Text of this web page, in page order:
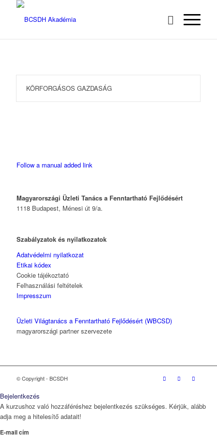
KÖRFORGÁSOS GAZDASÁG
Follow a manual added link
Magyarországi Üzleti Tanács a Fenntartható Fejlődésért
1118 Budapest, Ménesi út 9/a.
Szabályzatok és nyilatkozatok
Adatvédelmi nyilatkozat
Etikai kódex
Cookie tájékoztató
Felhasználási feltételek
Impresszum
Üzleti Világtanács a Fenntartható Fejlődésért (WBCSD)
magyarországi partner szervezete
© Copyright - BCSDH
Bejelentkezés
A kurzushoz való hozzáféréshez bejelentkezés szükséges. Kérjük, alább
adja meg a hitelesítő adatait!
E-mail cím